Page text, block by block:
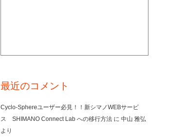
最近のコメント
Cyclo-Sphereユーザー必見！！新シマノWEBサービ
ス SHIMANO Connect Lab への移行方法 に 中山 雅弘
より